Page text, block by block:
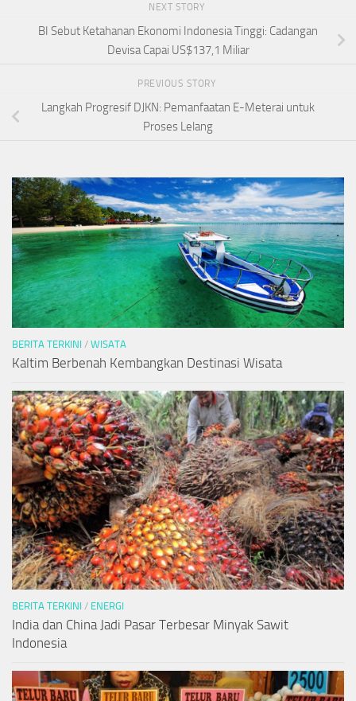
NEXT STORY
BI Sebut Ketahanan Ekonomi Indonesia Tinggi: Cadangan
Devisa Capai US$137,1 Miliar
PREVIOUS STORY
Langkah Progresif DJKN: Pemanfaatan E-Meterai untuk
Proses Lelang
BERITA TERKINI / WISATA
Kaltim Berbenah Kembangkan Destinasi Wisata
BERITA TERKINI / ENERGI
India dan China Jadi Pasar Terbesar Minyak Sawit
Indonesia